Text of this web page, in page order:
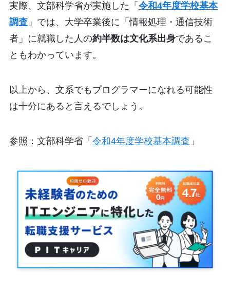
実際、文部科学省が実施した「 令和4年度学校基本
調査」では、大学卒業後に「情報処理・通信技術
者」に就職した人の約半数は文化系出身であるこ
ともわかっています。
以上から、文系でもプログラマーになれる可能性
は十分にあると言えるでしょう。
参照：文部科学省「 令和4年度学校基本調査 」